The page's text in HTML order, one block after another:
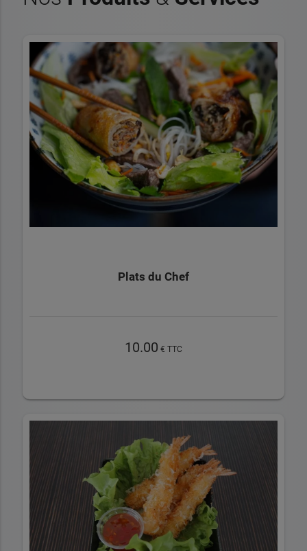
Plats du Chef
10.00 € TTC